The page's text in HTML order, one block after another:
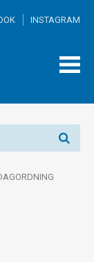
INSTAGRAM